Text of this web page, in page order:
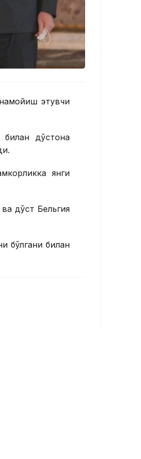
этувчи
билан дўстона
янги
дўст Бельгия
бўлгани билан